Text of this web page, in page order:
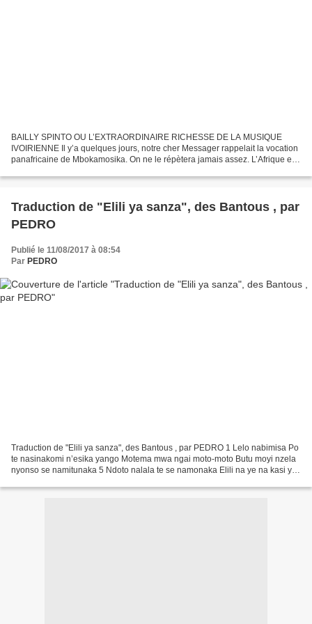
BAILLY SPINTO OU L’EXTRAORDINAIRE RICHESSE DE LA MUSIQUE
IVOIRIENNE Il y’a quelques jours, notre cher Messager rappelait la vocation
panafricaine de Mbokamosika. On ne le répètera jamais assez. L’Afrique est
Traduction de "Elili ya sanza", des Bantous , par
PEDRO
Publié le 11/08/2017 à 08:54
Par PEDRO
Traduction de "Elili ya sanza", des Bantous , par PEDRO 1 Lelo nabimisa Po
te nasinakomi n’esika yango Motema mwa ngai moto-moto Butu moyi nzela
nyonso se namitunaka 5 Ndoto nalala te se namonaka Elili na ye na kasi ya